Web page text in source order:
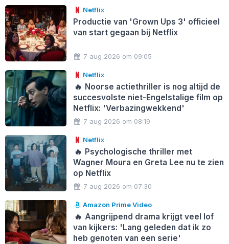
Netflix
Productie van 'Grown Ups 3' officieel
van start gegaan bij Netflix
7 aug 2026 om 09:05
Netflix
🔥 Noorse actiethriller is nog altijd de
succesvolste niet-Engelstalige film op
Netflix: 'Verbazingwekkend'
7 aug 2026 om 08:19
Netflix
🔥 Psychologische thriller met
Wagner Moura en Greta Lee nu te zien
op Netflix
7 aug 2026 om 07:30
Amazon Prime Video
🔥 Aangrijpend drama krijgt veel lof
van kijkers: 'Lang geleden dat ik zo
heb genoten van een serie'